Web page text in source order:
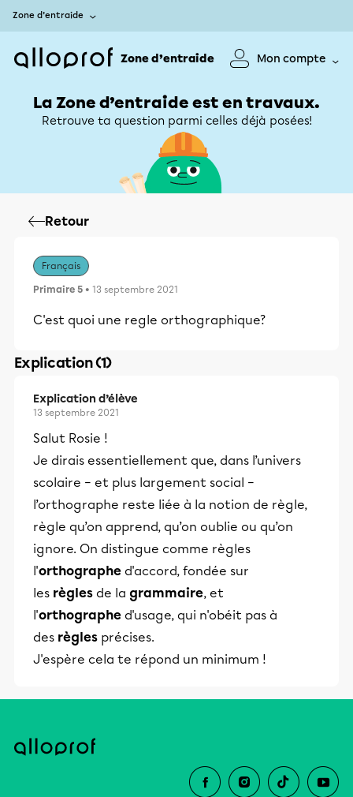
Zone d’entraide
Zone d’entraide Mon compte
La Zone d’entraide est en travaux.
Retrouve ta question parmi celles déjà posées!
Retour
Français
Primaire 5 • 13 septembre 2021
C'est quoi une regle orthographique?
Explication (1)
Explication d’élève
13 septembre 2021
Salut Rosie !
Je dirais essentiellement que, dans l’univers
scolaire – et plus largement social –
l’orthographe reste liée à la notion de règle,
règle qu’on apprend, qu’on oublie ou qu’on
ignore. On distingue comme règles
l'orthographe d'accord, fondée sur
les règles de la grammaire, et
l'orthographe d'usage, qui n'obéit pas à
des règles précises.
J'espère cela te répond un minimum !